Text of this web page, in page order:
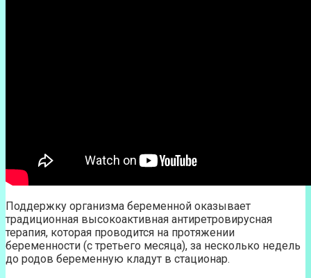
Поддержку организма беременной оказывает
традиционная высокоактивная антиретровирусная
терапия, которая проводится на протяжении
беременности (с третьего месяца), за несколько недель
до родов беременную кладут в стационар.